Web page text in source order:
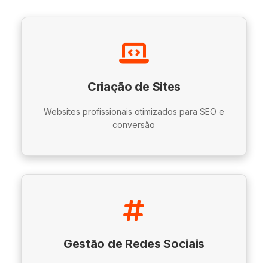
Criação de Sites
Websites profissionais otimizados para SEO e
conversão
Gestão de Redes Sociais